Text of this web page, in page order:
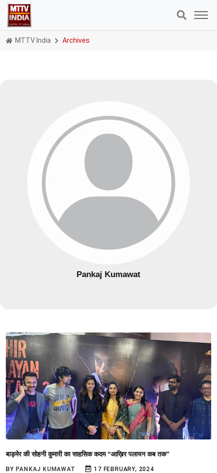
MTTV India Archives
Pankaj Kumawat
बाड़मेर की सोहनी कुमारी का साहसिक कदम “आख़िर पलायन कब तक”
BY PANKAJ KUMAWAT 17 FEBRUARY, 2024